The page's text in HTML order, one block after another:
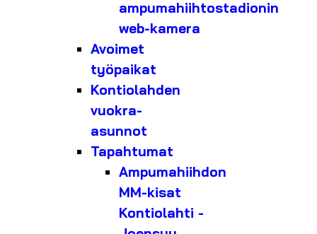
ampumahiihtostadionin
web-kamera
Avoimet
työpaikat
Kontiolahden
vuokra-
asunnot
Tapahtumat
Ampumahiihdon
MM-kisat
Kontiolahti -